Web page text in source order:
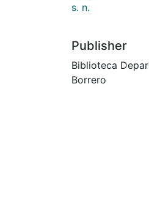
s. n.
Publisher
Biblioteca
Borrero